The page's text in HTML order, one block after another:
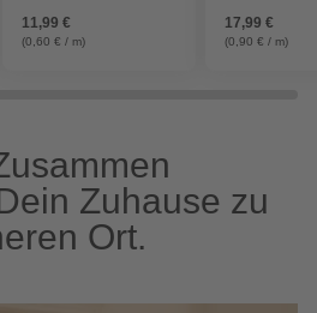
11,99 €
(0,60 € / m)
17,99 €
(0,90 € / m)
Zuhause zu
Ort.